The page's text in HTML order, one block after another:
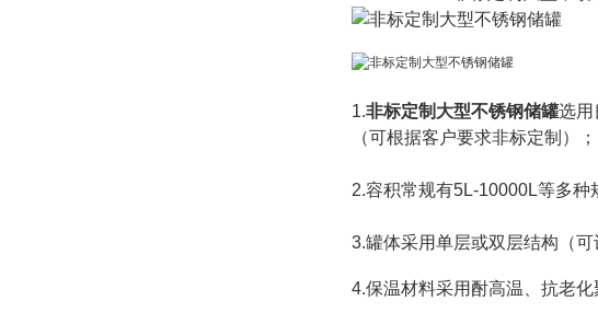
1.非标定制大型不锈钢储罐选用
（可根据客户要求非标定制）；
2.容积常规有5L-10000L等多种
3.罐体采用单层或双层结构（
4.保温材料采用酎高温、抗老化